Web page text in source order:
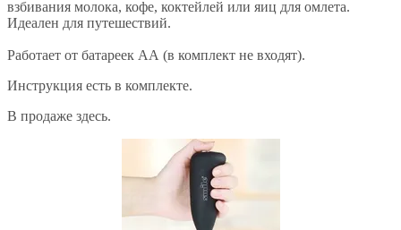
взбивания молока, кофе, коктейлей или яиц для омлета.
Идеален для путешествий.
Работает от батареек АА (в комплект не входят).
Инструкция есть в комплекте.
В продаже здесь.